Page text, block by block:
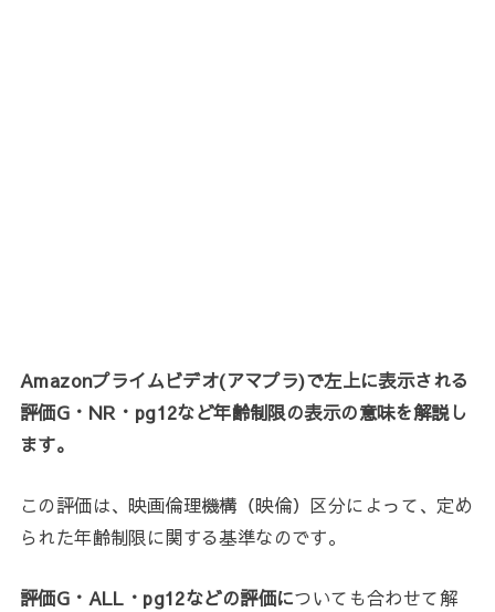
Amazonプライムビデオ(アマプラ)で左上に表示される
評価G・NR・pg12など年齢制限の表示の意味を解説し
ます。
この評価は、映画倫理機構（映倫）区分によって、定め
られた年齢制限に関する基準なのです。
評価G・ALL・pg12などの評価についても合わせて解